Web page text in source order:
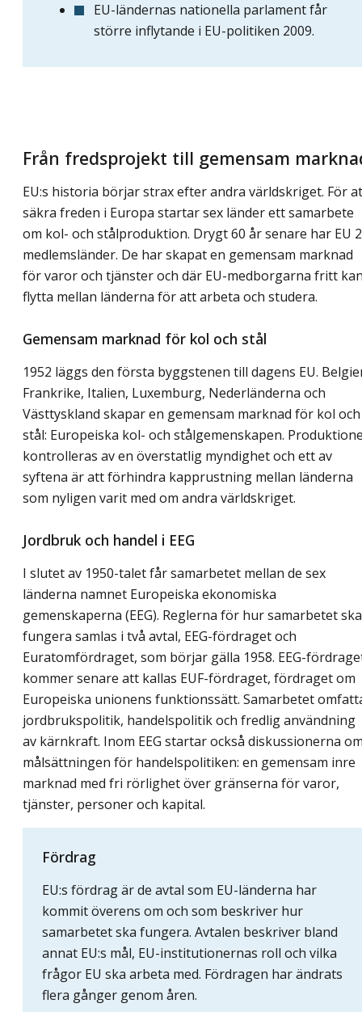
EU-ländernas nationella parlament får
större inflytande i EU-politiken 2009.
Från fredsprojekt till gemensam
EU:s historia börjar strax efter andra världskriget. För
säkra freden i Europa startar sex länder ett samarbete
om kol- och stålproduktion. Drygt 60 år senare har EU
medlemsländer. De har skapat en gemensam marknad
för varor och tjänster och där EU-medborgarna fritt
flytta mellan länderna för att arbeta och studera.
Gemensam marknad för kol och stål
1952 läggs den första byggstenen till dagens EU.
Frankrike, Italien, Luxemburg, Nederländerna och
Västtyskland skapar en gemensam marknad för kol och
stål: Europeiska kol- och stålgemenskapen.
kontrolleras av en överstatlig myndighet och ett av
syftena är att förhindra kapprustning mellan länderna
som nyligen varit med om andra världskriget.
Jordbruk och handel i EEG
I slutet av 1950-talet får samarbetet mellan de sex
länderna namnet Europeiska ekonomiska
gemenskaperna (EEG). Reglerna för hur samarbetet ska
fungera samlas i två avtal, EEG-fördraget och
Euratomfördraget, som börjar gälla 1958. EEG-
kommer senare att kallas EUF-fördraget, fördraget om
Europeiska unionens funktionssätt. Samarbetet
jordbrukspolitik, handelspolitik och fredlig användning
av kärnkraft. Inom EEG startar också diskussionerna
målsättningen för handelspolitiken: en gemensam inre
marknad med fri rörlighet över gränserna för varor,
tjänster, personer och kapital.
Fördrag
EU:s fördrag är de avtal som EU-länderna har
kommit överens om och som beskriver hur
samarbetet ska fungera. Avtalen beskriver bland
annat EU:s mål, EU-institutionernas roll och vilka
frågor EU ska arbeta med. Fördragen har ändrats
flera gånger genom åren.